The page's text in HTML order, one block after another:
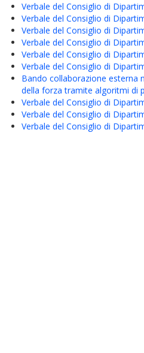
Verbale del Consiglio di
Verbale del Consiglio di
Verbale del Consiglio di
Verbale del Consiglio di
Verbale del Consiglio di
Verbale del Consiglio di
Bando collaborazione esterna
della forza tramite algoritmi di
Verbale del Consiglio di
Verbale del Consiglio di
Verbale del Consiglio di